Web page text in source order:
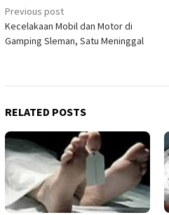
Post
navigation
Previous post
Kecelakaan Mobil dan Motor di
Gamping Sleman, Satu Meninggal
RELATED POSTS